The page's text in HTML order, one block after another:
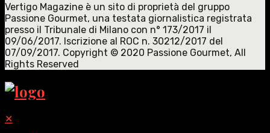
Vertigo Magazine è un sito di proprietà del gruppo
Passione Gourmet, una testata giornalistica registrata
presso il Tribunale di Milano con n° 173/2017 il
09/06/2017. Iscrizione al ROC n. 30212/2017 del
07/09/2017. Copyright © 2020 Passione Gourmet, All
Rights Reserved
✕